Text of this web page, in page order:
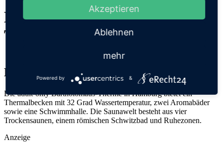
Bäderland Bartholomäus-
Therme
Hamburg
Die adult-only Bartholomäus-Therme in Hamburg bietet ein
Thermalbecken mit 32 Grad Wassertemperatur, zwei Aromabäder
sowie eine Schwimmhalle. Die Saunawelt besteht aus vier
Trockensaunen, einem römischen Schwitzbad und Ruhezonen.
Anzeige
Akzeptieren
Ablehnen
mehr
Powered by &